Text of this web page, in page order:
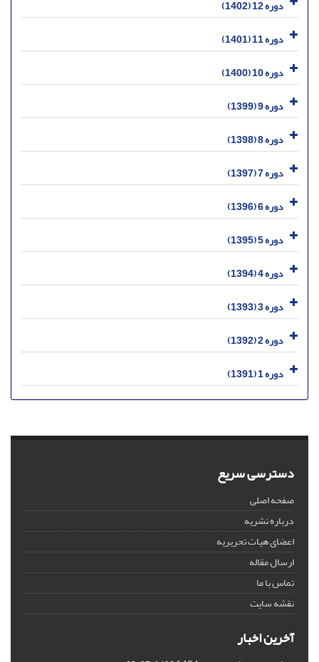
دوره 12 (1402)
دوره 11 (1401)
دوره 10 (1400)
دوره 9 (1399)
دوره 8 (1398)
دوره 7 (1397)
دوره 6 (1396)
دوره 5 (1395)
دوره 4 (1394)
دوره 3 (1393)
دوره 2 (1392)
دوره 1 (1391)
دسترسی سریع
صفحه اصلی
درباره نشریه
اعضای هیات تحریریه
ارسال مقاله
تماس با ما
نقشه سایت
آخرین اخبار